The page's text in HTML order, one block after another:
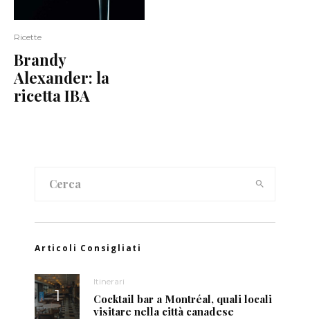
Ricette
Brandy
Alexander: la
ricetta IBA
Articoli Consigliati
Itinerari
Cocktail bar a Montréal, quali locali
visitare nella città canadese